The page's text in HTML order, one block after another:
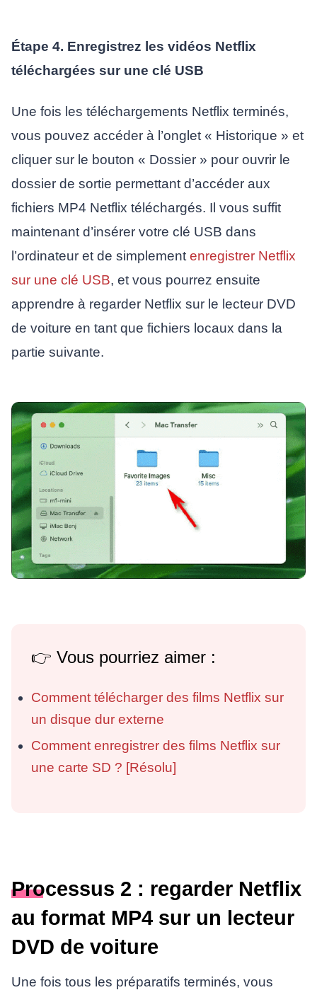
Étape 4. Enregistrez les vidéos Netflix
téléchargées sur une clé USB
Une fois les téléchargements Netflix terminés,
vous pouvez accéder à l’onglet « Historique » et
cliquer sur le bouton « Dossier » pour ouvrir le
dossier de sortie permettant d’accéder aux
fichiers MP4 Netflix téléchargés. Il vous suffit
maintenant d’insérer votre clé USB dans
l’ordinateur et de simplement enregistrer Netflix
sur une clé USB, et vous pourrez ensuite
apprendre à regarder Netflix sur le lecteur DVD
de voiture en tant que fichiers locaux dans la
partie suivante.
👉 Vous pourriez aimer :
Comment télécharger des films Netflix sur
un disque dur externe
Comment enregistrer des films Netflix sur
une carte SD ? [Résolu]
Processus 2 : regarder Netflix
au format MP4 sur un lecteur
DVD de voiture
Une fois tous les préparatifs terminés, vous